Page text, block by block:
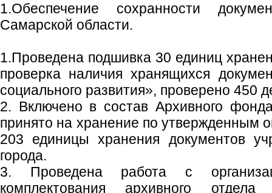
1.Обеспечение сохранности
Самарской области.
1.Проведена подшивка 30 единиц
проверка наличия хранящихся
социального развития», проверено 450
2. Включено в состав Архивного
принято на хранение по утвержденным
203 единицы хранения документов
города.
3. Проведена работа с
комплектования архивного